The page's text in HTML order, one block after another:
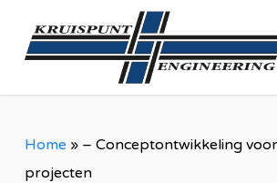
content
Home » – Conceptontwikkeling
projecten